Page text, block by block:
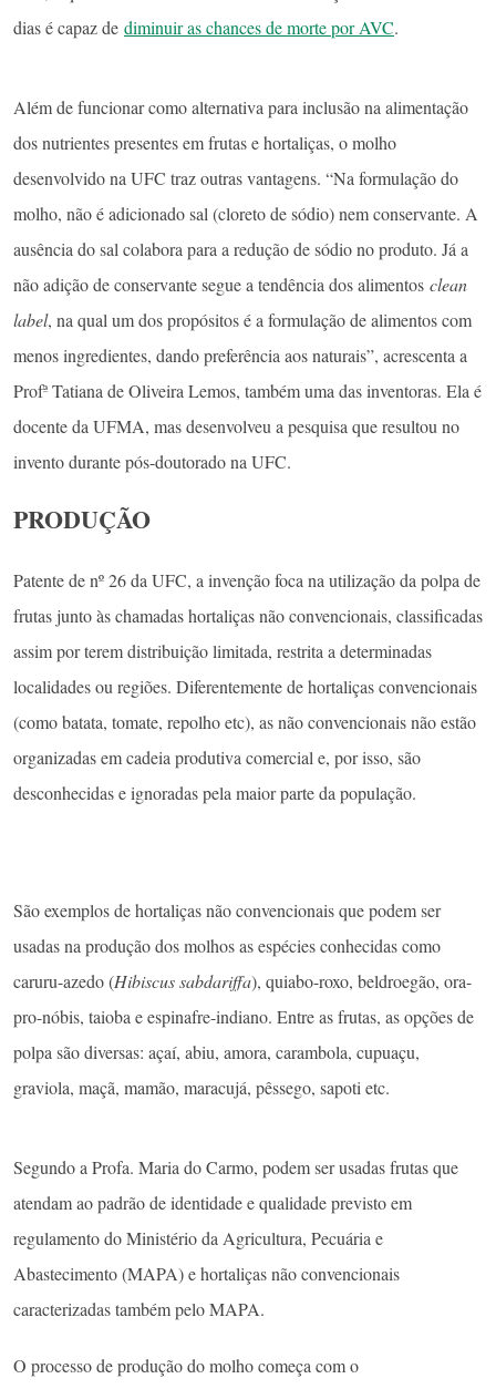
utilizados no molho (Foto: Sengai Podhuvan Wikipedia Commons)
Dados de pesquisas publicadas em 2019 apontam, por exemplo,
que o baixo consumo de frutas tem como consequência mais de 1,2
bilhão de mortes por acidente vascular cerebral (AVC), no mundo
todo, e que o consumo de alimentos como maçã e cenoura todos os
dias é capaz dediminuir as chances de morte por AVC.
Além de funcionar como alternativa para inclusão na alimentação
dos nutrientes presentes em frutas e hortaliças, o molho
desenvolvido na UFC traz outras vantagens. “Na formulação do
molho, não é adicionado sal (cloreto de sódio) nem conservante. A
ausência do sal colabora para a redução de sódio no produto. Já a
não adição de conservante segue a tendência dos alimentosclean
label, na qual um dos propósitos é a formulação de alimentos com
menos ingredientes, dando preferência aos naturais”, acrescenta a
Profª Tatiana de Oliveira Lemos, também uma das inventoras. Ela é
docente da UFMA, mas desenvolveu a pesquisa que resultou no
invento durante pós-doutorado na UFC.
PRODUÇÃO
frutas junto às chamadas hortaliças não convencionais, classificadas
assim por terem distribuição limitada, restrita a determinadas
localidades ou regiões. Diferentemente de hortaliças convencionais
(como batata, tomate, repolho etc), as não convencionais não estão
organizadas em cadeia produtiva comercial e, por isso, são
desconhecidas e ignoradas pela maior parte da população.
São exemplos de hortaliças não convencionais que podem ser
usadas na produção dos molhos as espécies conhecidas como
caruru-azedo (Hibiscus sabdariffa), quiabo-roxo, beldroegão, ora-
pro-nóbis, taioba e espinafre-indiano. Entre as frutas, as opções de
graviola, maçã, mamão, maracujá, pêssego, sapoti etc.